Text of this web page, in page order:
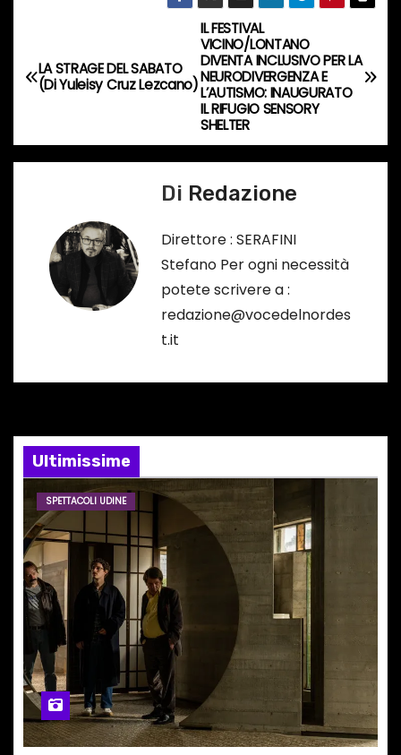
a
i
n
a
r
t
i
c
o
l
i
IL FESTIVAL
VICINO/LONTANO
DIVENTA INCLUSIVO PER LA
NEURODIVERGENZA E
L’AUTISMO: INAUGURATO
IL RIFUGIO SENSORY
SHELTER
LA STRAGE DEL SABATO
(Di Yuleisy Cruz Lezcano)
Di Redazione
Direttore : SERAFINI
Stefano Per ogni necessità
potete scrivere a :
redazione@vocedelnordes
t.it
Ultimissime
SPETTACOLI UDINE